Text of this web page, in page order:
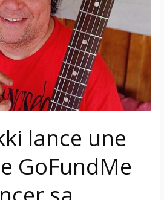
lance une
GoFundMe